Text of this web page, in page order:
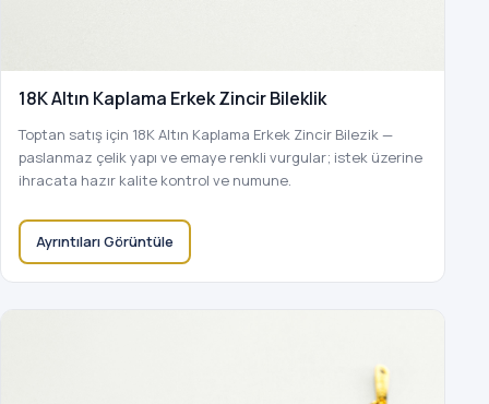
18K Altın Kaplama Erkek Zincir Bileklik
Toptan satış için 18K Altın Kaplama Erkek Zincir Bilezik —
paslanmaz çelik yapı ve emaye renkli vurgular; istek üzerine
ihracata hazır kalite kontrol ve numune.
Ayrıntıları Görüntüle